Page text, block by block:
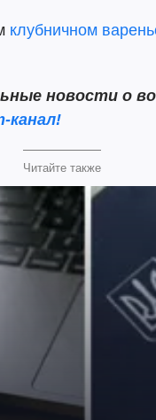
клубничном
новости о
канал!
Читайте также